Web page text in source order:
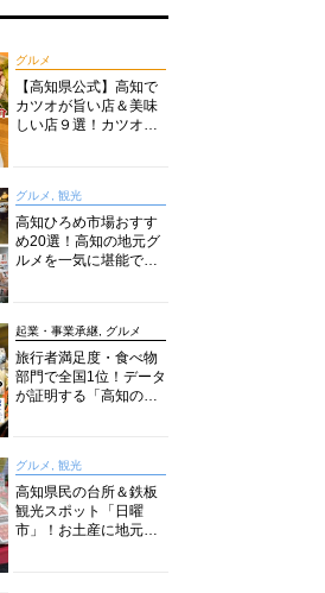
グルメ
【高知県公式】高知で
カツオが旨い店＆美味
しい店９選！カツオの
グルメ, 観光
高知ひろめ市場おすす
め20選！高知の地元グ
ルメを一気に堪能でき
起業・事業承継, グルメ
旅行者満足度・食べ物
部門で全国1位！データ
が証明する「高知の
グルメ, 観光
高知県民の台所＆鉄板
観光スポット「日曜
市」！お土産に地元野